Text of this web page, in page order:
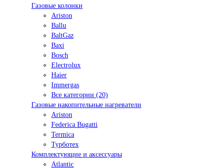
Газовые колонки
Ariston
Ballu
BaltGaz
Baxi
Bosсh
Electrolux
Haier
Immergas
Все категории (20)
Газовые накопительные нагреватели
Ariston
Federica Bugatti
Termica
Турботех
Комплектующие и аксессуары
Atlantic